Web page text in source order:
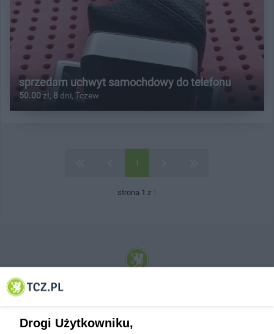
sprzedam uchwyt samochdowy do telefonu
50.00zł, 8 dni, Tczew
1
strona 1 z 1
© 2001-2026 Tczew - TCZ.PL Sp. z o.o. Internetowy Serwis Informacyjny Miasta
Drogi Użytkowniku,